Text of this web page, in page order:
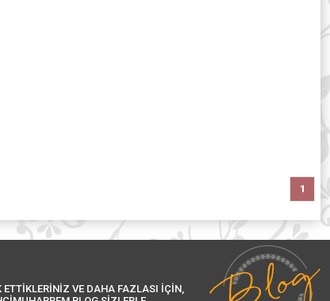
1
ETTİKLERİNİZ VE DAHA FAZLASI İÇİN,